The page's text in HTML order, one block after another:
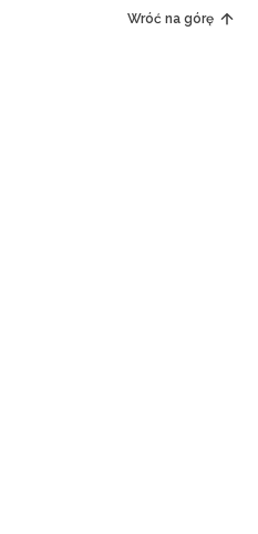
Wróć na górę